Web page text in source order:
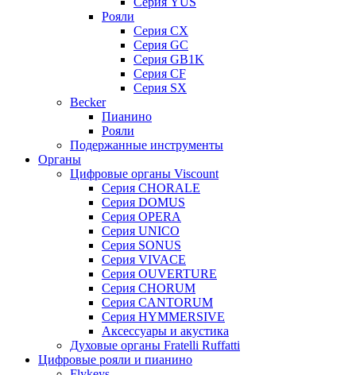
Рояли
Серия CX
Серия GC
Серия GB1K
Серия CF
Серия SX
Becker
Пианино
Рояли
Подержанные инструменты
Органы
Цифровые органы Viscount
Серия CHORALE
Серия DOMUS
Серия OPERA
Серия UNICO
Серия SONUS
Серия VIVACE
Серия OUVERTURE
Серия CHORUM
Серия CANTORUM
Серия HYMMERSIVE
Аксессуары и акустика
Духовые органы Fratelli Ruffatti
Цифровые рояли и пианино